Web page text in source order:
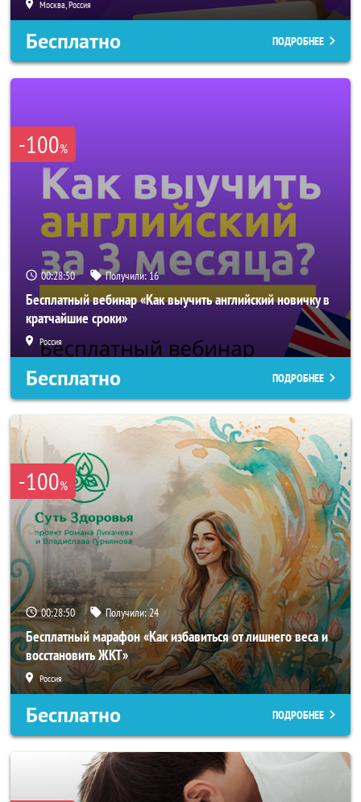
Москва, Россия
Бесплатно ПОДРОБНЕЕ
-100%
00:28:47 Получили:16
Бесплатный вебинар «Как выучить английский новичку в
кратчайшие сроки»
Россия
Бесплатно ПОДРОБНЕЕ
-100%
00:28:47 Получили:24
Бесплатный марафон «Как избавиться от лишнего веса и
восстановить ЖКТ»
Россия
Бесплатно ПОДРОБНЕЕ